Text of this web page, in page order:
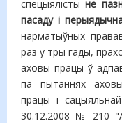
спецыялістыне
пасаду і
нарматыўных
раз у тры гады,
аховы працы ў
па пытаннях
працы і
30.12.2008 № 210